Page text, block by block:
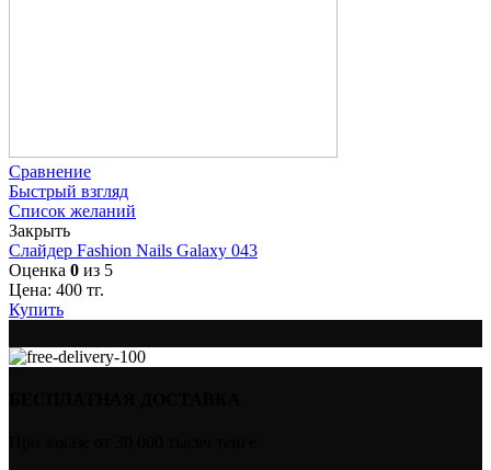
Сравнение
Быстрый взгляд
Список желаний
Закрыть
Слайдер Fashion Nails Galaxy 043
Оценка 0 из 5
Цена: 400 тг.
Купить